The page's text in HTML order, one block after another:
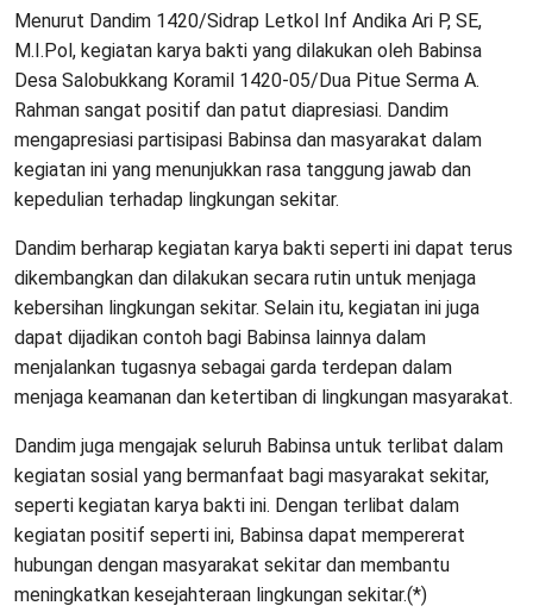
Menurut Dandim 1420/Sidrap Letkol Inf Andika Ari P, SE,
M.I.Pol, kegiatan karya bakti yang dilakukan oleh Babinsa
Desa Salobukkang Koramil 1420-05/Dua Pitue Serma A.
Rahman sangat positif dan patut diapresiasi. Dandim
mengapresiasi partisipasi Babinsa dan masyarakat dalam
kegiatan ini yang menunjukkan rasa tanggung jawab dan
kepedulian terhadap lingkungan sekitar.
Dandim berharap kegiatan karya bakti seperti ini dapat terus
dikembangkan dan dilakukan secara rutin untuk menjaga
kebersihan lingkungan sekitar. Selain itu, kegiatan ini juga
dapat dijadikan contoh bagi Babinsa lainnya dalam
menjalankan tugasnya sebagai garda terdepan dalam
menjaga keamanan dan ketertiban di lingkungan masyarakat.
Dandim juga mengajak seluruh Babinsa untuk terlibat dalam
kegiatan sosial yang bermanfaat bagi masyarakat sekitar,
seperti kegiatan karya bakti ini. Dengan terlibat dalam
kegiatan positif seperti ini, Babinsa dapat mempererat
hubungan dengan masyarakat sekitar dan membantu
meningkatkan kesejahteraan lingkungan sekitar.(*)